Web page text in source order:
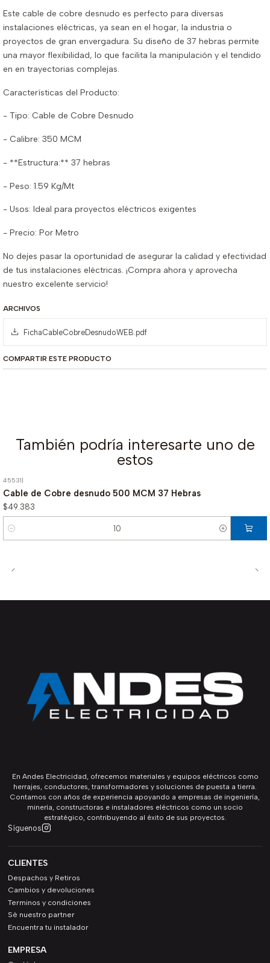
Este cable de cobre desnudo es perfecto para diversas
instalaciones eléctricas, ya sean en el hogar, la industria o
proyectos de gran envergadura. Su diseño de 37 hebras permite
una mayor flexibilidad, lo que facilita la manipulación y el tendido
en en trayectorias complejas.
Características del Producto:
- Tipo: Cable de Cobre Desnudo
- Calibre: 350 MCM
- **Estructura:** 37 hebras
- Peso: 1.59 Kg/Mt
- Usos: Ideal para proyectos eléctricos exigentes
- Precio: Por Metro
No dejes pasar la oportunidad de asegurar la calidad y efectividad
de tus instalaciones eléctricas. ¡Compra ahora y aprovecha
nuestro excelente servicio!
ARCHIVOS
FichaCableCobreDesnudoWEB.pdf
COMPARTIR ESTE PRODUCTO
También podría interesarte uno de
estos
45531
Cable de Cobre desnudo 500 MCM 37 Hebras
$49.383
Cantidad
En Andes Electricidad, ofrecemos materiales y equipos eléctricos como
herrajes, conductores, transformadores y soluciones de puesta a tierra.
Contamos con años de experiencia apoyando a empresas de ingeniería,
minería, constructoras e instaladores eléctricos como un socio
estratégico, contribuyendo al éxito de sus proyectos.
Síguenos
CLIENTES
Despachos y Retiros
Cambios y devoluciones
Terminos y condiciones
Sé nuestro partner
Encuentra tu instalador
EMPRESA